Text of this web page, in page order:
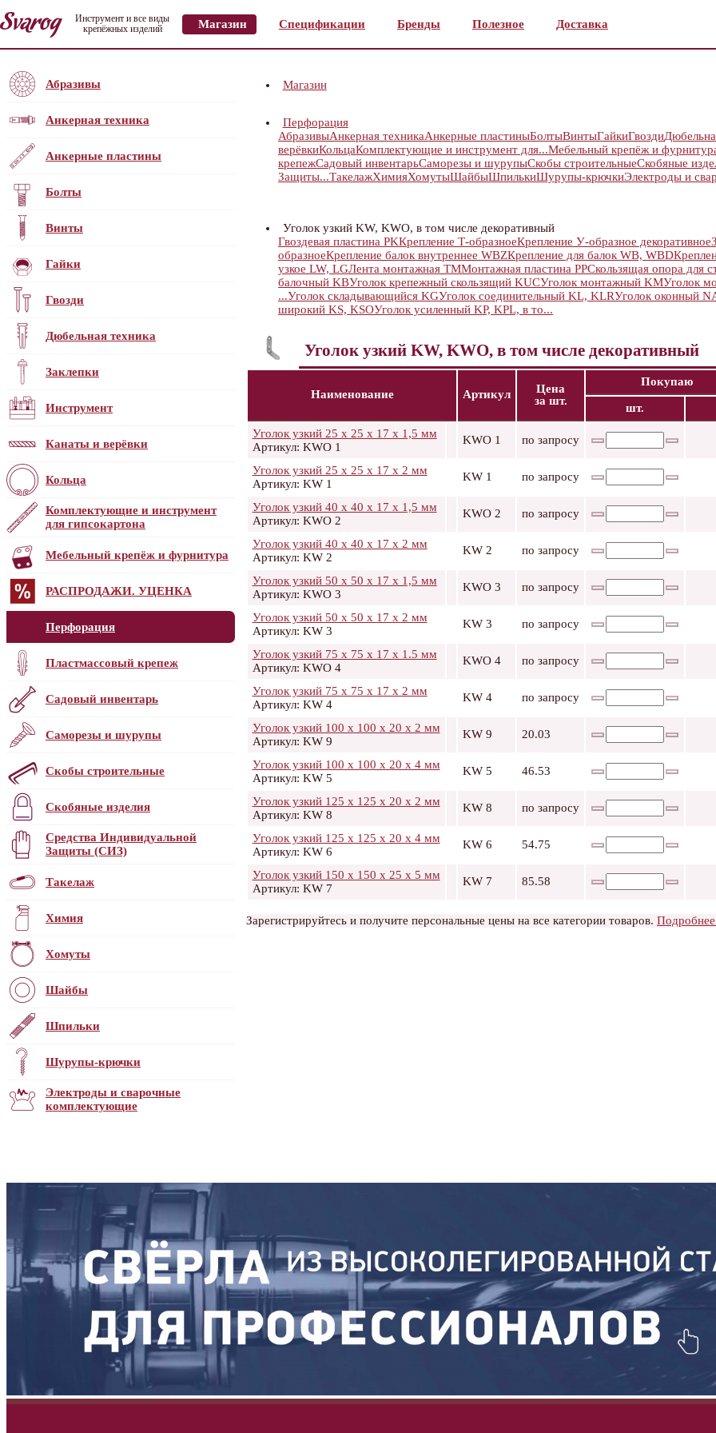
Инструмент и все виды
крепёжных изделий
Магазин Спецификации Бренды Полезное Доставка
Абразивы
Анкерная техника
Анкерные пластины
Болты
Винты
Гайки
Гвозди
Дюбельная техника
Заклепки
Инструмент
Канаты и верёвки
Кольца
Комплектующие и инструмент
для гипсокартона
Мебельный крепёж и фурнитура
РАСПРОДАЖИ. УЦЕНКА
Перфорация
Пластмассовый крепеж
Садовый инвентарь
Саморезы и шурупы
Скобы строительные
Скобяные изделия
Средства Индивидуальной
Защиты (СИЗ)
Такелаж
Химия
Хомуты
Шайбы
Шпильки
Шурупы-крючки
Электроды и сварочные
комплектующие
Магазин
Перфорация
АбразивыАнкерная техникаАнкерные пластиныБолтыВинтыГайкиГвозди
верёвкиКольцаКомплектующие и инструмент для...Мебельный крепёж и
крепежСадовый инвентарьСаморезы и шурупыСкобы строительныеСкобяные
Защиты...ТакелажХимияХомутыШайбыШпилькиШурупы-крючкиЭлектроды и
Уголок узкий KW, KWO, в том числе декоративный
Гвоздевая пластина PKКрепление Т-образноеКрепление У-образное декоративное
образноеКрепление балок внутреннее WBZКрепление для балок WB, WBD
узкое LW, LGЛента монтажная TMМонтажная пластина PPСкользящая опора для
балочный KBУголок крепежный скользящий KUCУголок монтажный KMУголок
...Уголок складывающийся KGУголок соединительный KL, KLRУголок оконный
широкий KS, KSOУголок усиленный KP, KPL, в то...
Уголок узкий KW, KWO, в том числе декоративный
Наименование Артикул
Цена
за шт.
Покупаю
шт.
Уголок узкий 25 x 25 x 17 x 1,5 мм
Артикул: KWO 1
KWO 1 по запросу
Уголок узкий 25 x 25 x 17 x 2 мм
Артикул: KW 1
KW 1 по запросу
Уголок узкий 40 x 40 x 17 x 1,5 мм
Артикул: KWO 2
KWO 2 по запросу
Уголок узкий 40 x 40 x 17 x 2 мм
Артикул: KW 2
KW 2 по запросу
Уголок узкий 50 x 50 x 17 x 1,5 мм
Артикул: KWO 3
KWO 3 по запросу
Уголок узкий 50 x 50 x 17 x 2 мм
Артикул: KW 3
KW 3 по запросу
Уголок узкий 75 x 75 x 17 x 1.5 мм
Артикул: KWО 4
KWО 4 по запросу
Уголок узкий 75 x 75 x 17 x 2 мм
Артикул: KW 4
KW 4 по запросу
Уголок узкий 100 x 100 x 20 x 2 мм
Артикул: KW 9
KW 9 20.03
Уголок узкий 100 x 100 x 20 x 4 мм
Артикул: KW 5
KW 5 46.53
Уголок узкий 125 x 125 x 20 x 2 мм
Артикул: KW 8
KW 8 по запросу
Уголок узкий 125 x 125 x 20 x 4 мм
Артикул: KW 6
KW 6 54.75
Уголок узкий 150 х 150 х 25 х 5 мм
Артикул: KW 7
KW 7 85.58
Зарегистрируйтесь и получите персональные цены на все категории товаров.